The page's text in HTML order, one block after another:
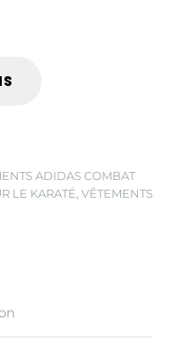
ADIDAS COMBAT
LE KARATÉ, VÊTEMENTS